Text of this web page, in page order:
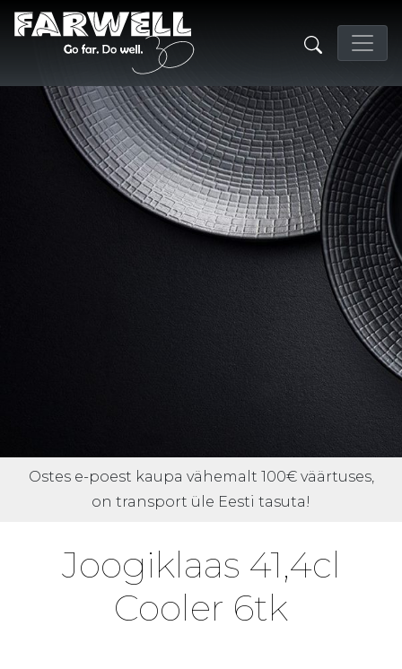
Ostes e-poest kaupa vähemalt 100€ väärtuses,
on transport üle Eesti tasuta!
Joogiklaas 41,4cl
Cooler 6tk